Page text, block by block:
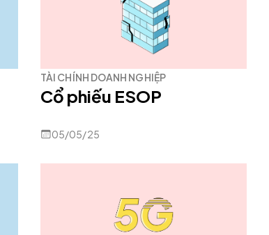
TÀI CHÍNH DOANH NGHIỆP
Cổ phiếu ESOP
05/05/25